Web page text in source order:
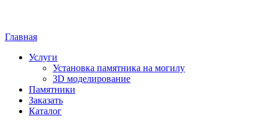
Главная
Услуги
Установка памятника на могилу
3D моделирование
Памятники
Заказать
Каталог